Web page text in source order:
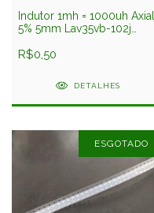
Indutor 1mh = 1000uh Axial
5% 5mm Lav35vb-102j
R$0,50
DETALHES
ESGOTADO